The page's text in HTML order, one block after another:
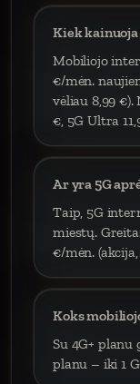
Kiek
Mobiliojo
€/mėn.
vėliau 8,99 €).
€, 5G Ultra
Ar yra 5G
Taip, 5G
miestų.
€/mėn.
Koks
Su 4G+
planu – iki 1